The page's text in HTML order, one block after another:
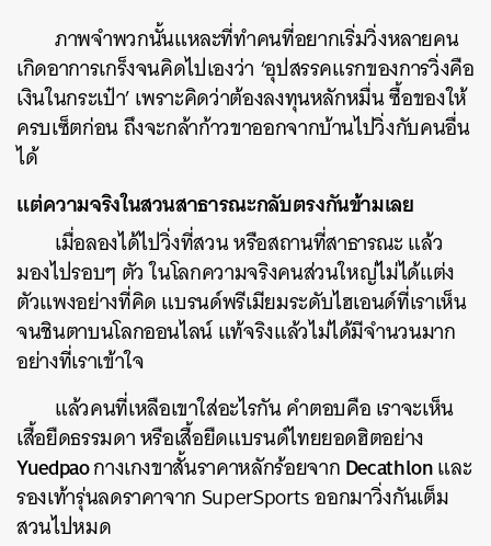
ภาพจำพวกนั้นแหละที่ทำคนที่อยากเริ่มวิ่งหลายคน
เกิดอาการเกร็งจนคิดไปเองว่า ‘อุปสรรคแรกของการวิ่งคือ
เงินในกระเป๋า’ เพราะคิดว่าต้องลงทุนหลักหมื่น ซื้อของให้
ครบเซ็ตก่อน ถึงจะกล้าก้าวขาออกจากบ้านไปวิ่งกับคนอื่น
ได้
แต่ความจริงในสวนสาธารณะกลับตรงกันข้ามเลย
เมื่อลองได้ไปวิ่งที่สวน หรือสถานที่สาธารณะ แล้ว
มองไปรอบๆ ตัว ในโลกความจริงคนส่วนใหญ่ไม่ได้แต่ง
ตัวแพงอย่างที่คิด แบรนด์พรีเมียมระดับไฮเอนด์ที่เราเห็น
จนชินตาบนโลกออนไลน์ แท้จริงแล้วไม่ได้มีจำนวนมาก
อย่างที่เราเข้าใจ
แล้วคนที่เหลือเขาใส่อะไรกัน คำตอบคือ เราจะเห็น
เสื้อยืดธรรมดา หรือเสื้อยืดแบรนด์ไทยยอดฮิตอย่าง
Yuedpaoกางเกงขาสั้นราคาหลักร้อยจากDecathlonและ
รองเท้ารุ่นลดราคาจาก SuperSports ออกมาวิ่งกันเต็ม
สวนไปหมด